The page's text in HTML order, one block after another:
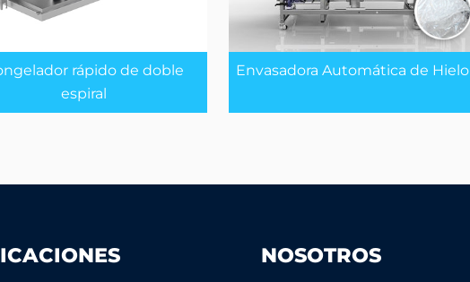
rápido de doble
espiral
Envasadora Automática de Hielo
NOSOTROS